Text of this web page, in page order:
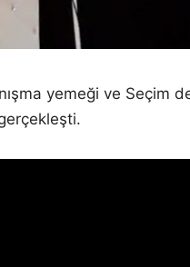
yemeği ve Seçim